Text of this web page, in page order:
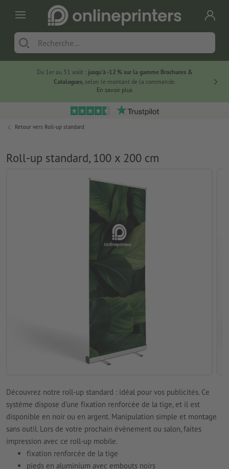
Du 1er au 31 août : jusqu’à -12 % sur la gamme Brochures &
Catalogues, selon le montant de la commande.
En savoir plus
Retour vers Roll-up standard
Roll-up standard, 100 x 200 cm
Découvrez notre roll-up standard : idéal pour vos publicités. Ce
système dispose d’une fixation renforcée de la tige, et il est
disponible en noir ou en argent. Manipulation simple et montage
sans outil. Lors de votre prochain évènement ou salon, faites
impression avec ce roll-up mobile.
fixation renforcée de la tige
pieds en aluminium avec embouts noirs